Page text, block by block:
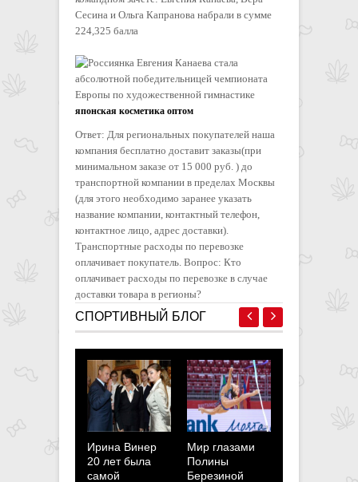
Сесина и Ольга Капранова набрали в сумме
224,325 балла
японская косметика оптом
Ответ: Для региональных покупателей наша
компания бесплатно доставит заказы(при
минимальном заказе от 15 000 руб. ) до
транспортной компании в пределах Москвы
(для этого необходимо заранее указать
название компании, контактный телефон,
контактное лицо, адрес доставки).
Транспортные расходы по перевозке
оплачивает покупатель. Вопрос: Кто
оплачивает расходы по перевозке в случае
доставки товара в регионы?
СПОРТИВНЫЙ БЛОГ
Ирина Винер
20 лет была
самой
Мир глазами
Полины
Березиной